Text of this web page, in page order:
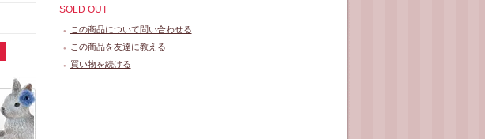
SOLD OUT
● この商品について問い合わせる
● この商品を友達に教える
● 買い物を続ける